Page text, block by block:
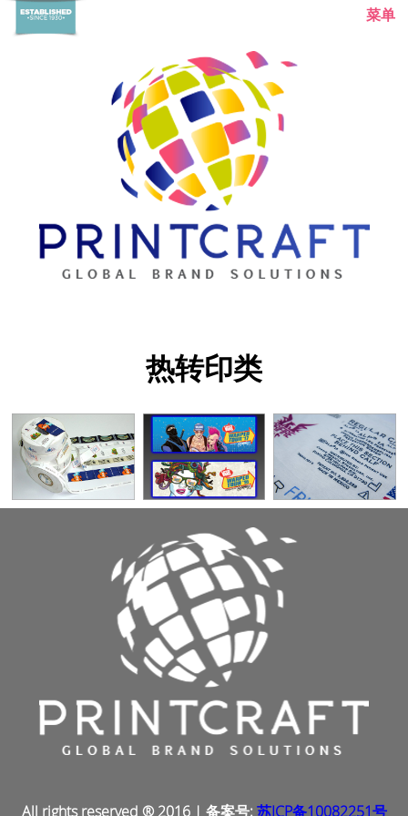
关于我们
产品展示
合作客户
菜单
热转印类
All rights reserved ® 2016 | 备案号: 苏ICP备10082251号